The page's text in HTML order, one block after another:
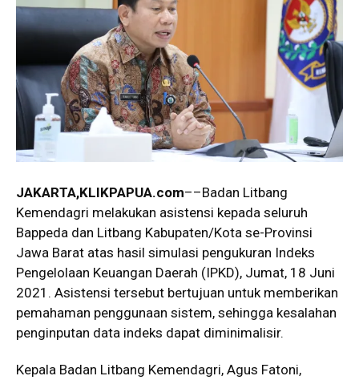
JAKARTA,KLIKPAPUA.com––Badan Litbang
Kemendagri melakukan asistensi kepada seluruh
Bappeda dan Litbang Kabupaten/Kota se-Provinsi
Jawa Barat atas hasil simulasi pengukuran Indeks
Pengelolaan Keuangan Daerah (IPKD), Jumat, 18 Juni
2021. Asistensi tersebut bertujuan untuk memberikan
pemahaman penggunaan sistem, sehingga kesalahan
penginputan data indeks dapat diminimalisir.
Kepala Badan Litbang Kemendagri, Agus Fatoni,